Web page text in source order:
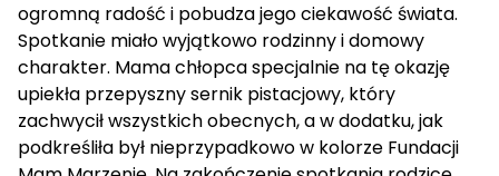
ogromną radość i pobudza jego ciekawość świata.
Spotkanie miało wyjątkowo rodzinny i domowy
charakter. Mama chłopca specjalnie na tę okazję
upiekła przepyszny sernik pistacjowy, który
zachwycił wszystkich obecnych, a w dodatku, jak
podkreśliła był nieprzypadkowo w kolorze Fundacji